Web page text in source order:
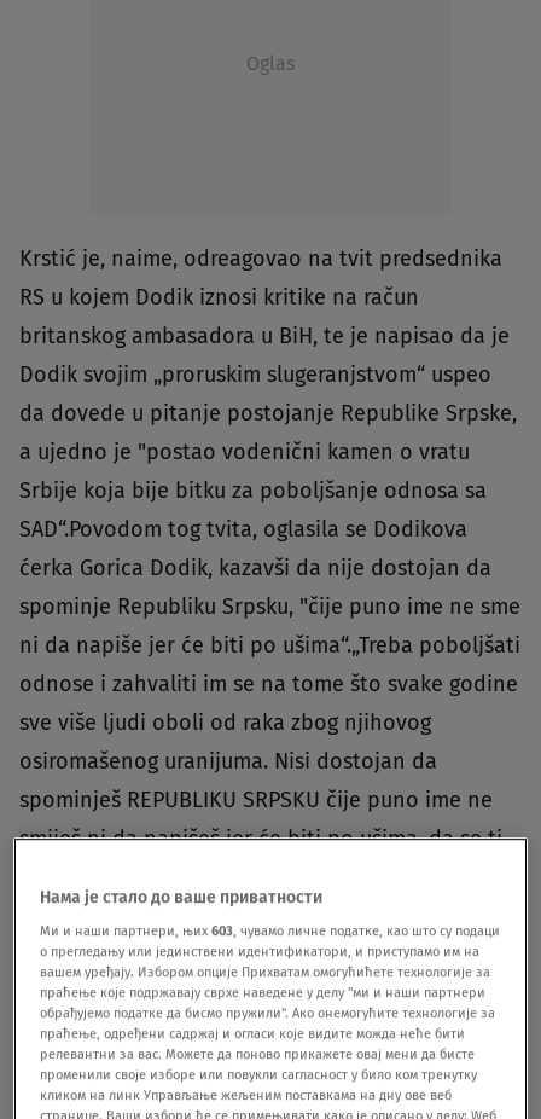
Oglas
Krstić je, naime, odreagovao na tvit predsednika
RS u kojem Dodik iznosi kritike na račun
britanskog ambasadora u BiH, te je napisao da je
Dodik svojim „proruskim slugeranjstvom“ uspeo
da dovede u pitanje postojanje Republike Srpske,
a ujedno je "postao vodenični kamen o vratu
Srbije koja bije bitku za poboljšanje odnosa sa
SAD“.Povodom tog tvita, oglasila se Dodikova
ćerka Gorica Dodik, kazavši da nije dostojan da
spominje Republiku Srpsku, "čije puno ime ne sme
ni da napiše jer će biti po ušima“.„Treba poboljšati
odnose i zahvaliti im se na tome što svake godine
sve više ljudi oboli od raka zbog njihovog
osiromašenog uranijuma. Nisi dostojan da
spominješ REPUBLIKU SRPSKU čije puno ime ne
smiješ ni da napišeš jer će biti po ušima, da se ti
Treba poboljšati odnose i zahvaliti im se na tome što
svake godine sve više ljudi oboli od raka zbog njihovog
osiromašenog uranijuma. Nisi dostojan da spominješ
REPUBLIKU SRPSKU čije puno ime ne smiješ ni da
Нама је стало до ваше приватности
Ми и наши партнери, њих603, чувамо личне податке, као што су подаци
о прегледању или јединствени идентификатори, и приступамо им на
вашем уређају. Избором опције Прихватам омогућићете технологије за
праћење које подржавају сврхе наведене у делу "ми и наши партнери
обрађујемо податке да бисмо пружили". Ако онемогућите технологије за
праћење, одређени садржај и огласи које видите можда неће бити
релевантни за вас. Можете да поново прикажете овај мени да бисте
променили своје изборе или повукли сагласност у било ком тренутку
кликом на линк Управљање жељеним поставкама на дну ове веб